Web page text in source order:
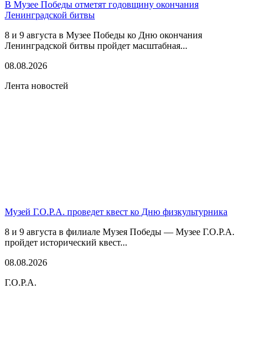
В Музее Победы отметят годовщину окончания
Ленинградской битвы
8 и 9 августа в Музее Победы ко Дню окончания
Ленинградской битвы пройдет масштабная...
08.08.2026
Лента новостей
Музей Г.О.Р.А. проведет квест ко Дню физкультурника
8 и 9 августа в филиале Музея Победы — Музее Г.О.Р.А.
пройдет исторический квест...
08.08.2026
Г.О.Р.А.